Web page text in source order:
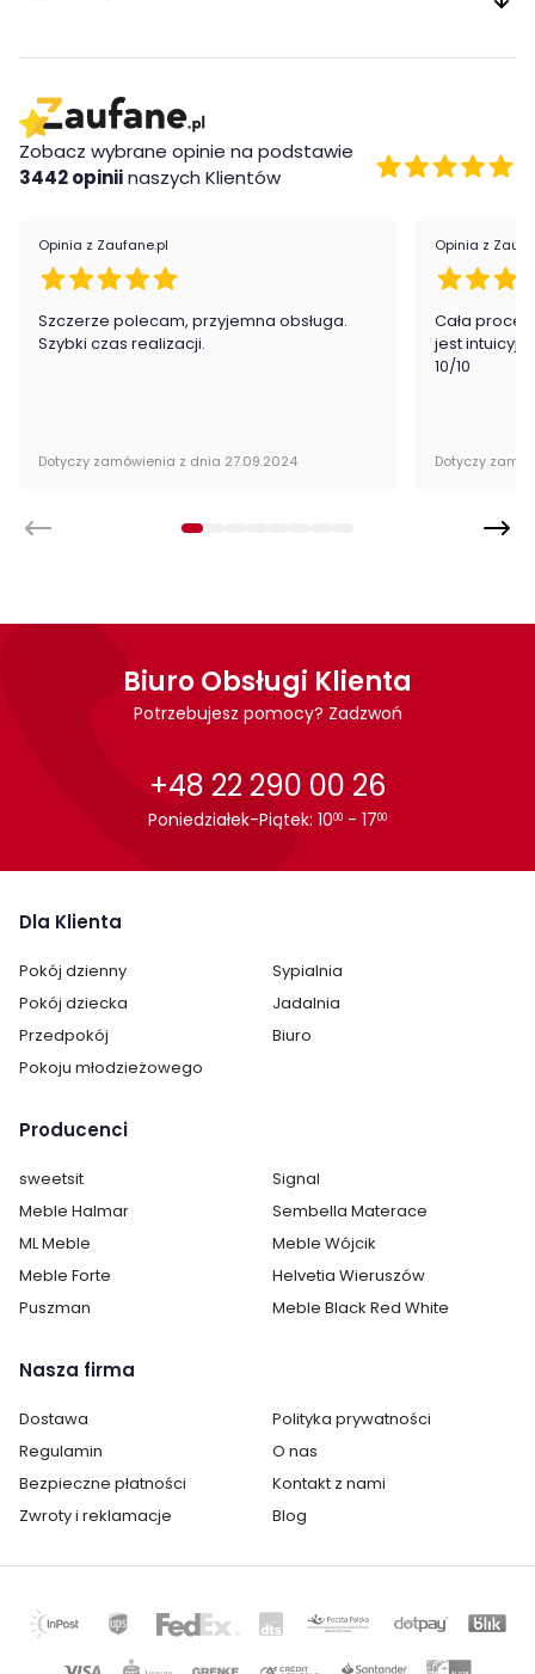
Cechy charakterystyczne
system cichego domykania
frezowane uchwyty
korpus z płyty laminowanej odpornej na zarysowania
Wykonanie
Płyta laminowana, Płyta MDF
Montaż
Komoda Summer firmy Meble Wójcik jest oryginalnie
zapakowana w paczkach wraz z instrukcją obsługi do
Wysokość: 139 cm
Kolor: Kolor drewna
Ilość szuflad:
Ilość półek: 2
Wykonanie: laminat / folia
Montaż: do samodzielnego montażu
Zobacz wybrane opinie na podstawie
3442 opiniinaszych Klientów
Opinia z Zaufane.pl
Szczerze polecam, przyjemna obsługa.
Szybki czas realizacji.
Dotyczy zamówienia z dnia 27.09.2024
Opinia z
Cała
jest
10/10
Dotyczy
Biuro Obsługi Klienta
Potrzebujesz pomocy? Zadzwoń
+48 22 290 00 26
Poniedziałek-Piątek: 1000 - 1700
Dla Klienta
Pokój dzienny
Sypialnia
Pokój dziecka
Jadalnia
Przedpokój
Biuro
Pokoju młodzieżowego
Producenci
sweetsit
Signal
Meble Halmar
Sembella Materace
ML Meble
Meble Wójcik
Meble Forte
Helvetia Wieruszów
Puszman
Meble Black Red White
Nasza firma
Dostawa
Polityka prywatności
Regulamin
O nas
Bezpieczne płatności
Kontakt z nami
Zwroty i reklamacje
Blog